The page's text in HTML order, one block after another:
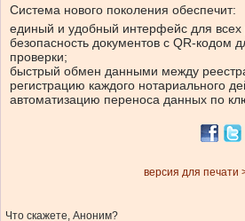
Система нового поколения обеспечит:
единый и удобный интерфейс для всех
безопасность документов с QR-кодом
проверки;
быстрый обмен данными между
регистрацию каждого нотариального
автоматизацию переноса данных по
версия для печати
Что скажете, Аноним?